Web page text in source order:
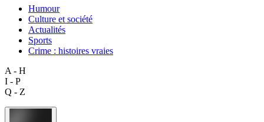
Humour
Culture et société
Actualités
Sports
Crime : histoires vraies
A - H
I - P
Q - Z